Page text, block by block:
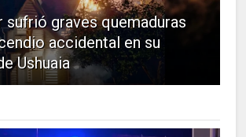
sufrió graves quemaduras
accidental en su
Ushuaia